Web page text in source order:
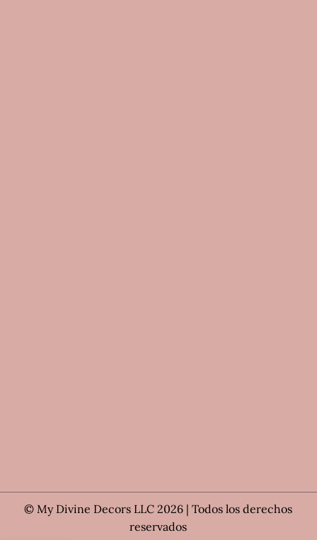
© My Divine Decors LLC 2026 | Todos los derechos
reservados